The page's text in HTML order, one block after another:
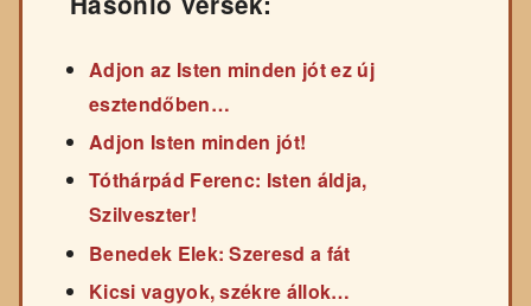
Adjon az Isten minden jót ez új
esztendőben…
Adjon Isten minden jót!
Tóthárpád Ferenc: Isten áldja,
Szilveszter!
Benedek Elek: Szeresd a fát
Kicsi vagyok, székre állok…